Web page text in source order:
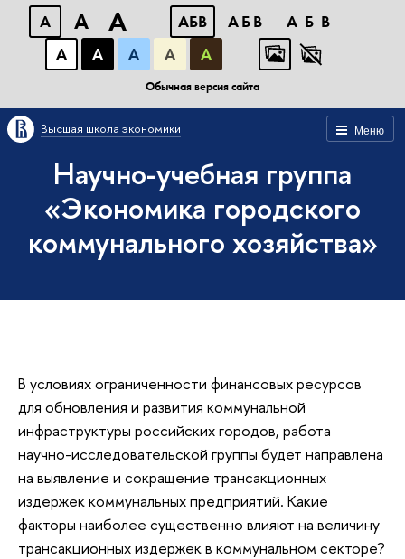
A A A АБВ АБВ
АБВ
А
А А А А
Обычная версия сайта
Меню
Высшая школа экономики
Научно-учебная группа
«Экономика городского
коммунального хозяйства»
В условиях ограниченности финансовых ресурсов
для обновления и развития коммунальной
инфраструктуры российских городов, работа
научно-исследовательской группы будет направлена
на выявление и сокращение трансакционных
издержек коммунальных предприятий. Какие
факторы наиболее существенно влияют на величину
трансакционных издержек в коммунальном секторе?